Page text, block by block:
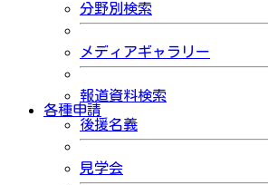
分野別検索
メディアギャラリー
報道資料検索
各種申請
後援名義
見学会